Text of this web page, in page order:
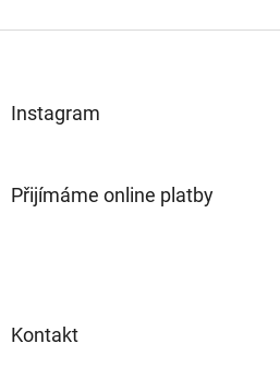
Instagram
Přijímáme online platby
Kontakt